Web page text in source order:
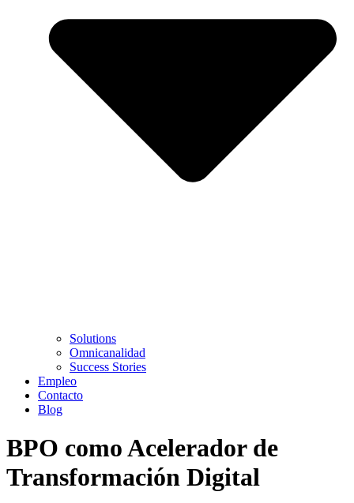
Solutions
Omnicanalidad
Success Stories
Empleo
Contacto
Blog
BPO como Acelerador de
Transformación Digital